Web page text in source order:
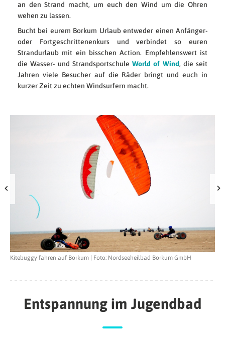
an den Strand macht, um euch den Wind um die Ohren
wehen zu lassen.
Bucht bei eurem Borkum Urlaub entweder einen Anfänger-
oder Fortgeschrittenenkurs und verbindet so euren
Strandurlaub mit ein bisschen Action. Empfehlenswert ist
die Wasser- und Strandsportschule World of Wind, die seit
Jahren viele Besucher auf die Räder bringt und euch in
kurzer Zeit zu echten Windsurfern macht.
Kitebuggy fahren auf Borkum | Foto: Nordseeheilbad Borkum GmbH
Entspannung im Jugendbad